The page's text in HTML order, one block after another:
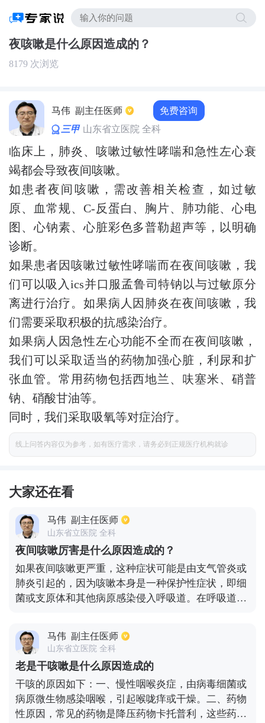
夜咳嗽是什么原因造成的？
8179 次浏览
马伟 副主任医师 免费咨询
三甲 山东省立医院 全科
临床上，肺炎、咳嗽过敏性哮喘和急性左心衰
竭都会导致夜间咳嗽。
如患者夜间咳嗽，需改善相关检查，如过敏
原、血常规、C-反蛋白、胸片、肺功能、心电
图、心钠素、心脏彩色多普勒超声等，以明确
诊断。
如果患者因咳嗽过敏性哮喘而在夜间咳嗽，我
们可以吸入ics并口服孟鲁司特钠以与过敏原分
离进行治疗。如果病人因肺炎在夜间咳嗽，我
们需要采取积极的抗感染治疗。
如果病人因急性左心功能不全而在夜间咳嗽，
我们可以采取适当的药物加强心脏，利尿和扩
张血管。常用药物包括西地兰、呋塞米、硝普
钠、硝酸甘油等。
同时，我们采取吸氧等对症治疗。
线上问答内容仅为参考，如有医疗需求，请务必到正规医疗机构就诊
大家还在看
马伟 副主任医师
山东省立医院 全科
夜间咳嗽厉害是什么原因造成的？
如果夜间咳嗽更严重，这种症状可能是由支气管炎或
肺炎引起的，因为咳嗽本身是一种保护性症状，即细
菌或支原体和其他病原感染侵入呼吸道。在呼吸道中
一些分泌物。然而，为了保护呼吸道，身体会故意通
过咳嗽反射并分泌这些细菌或分泌物，从而导致咳
嗽。建议可以拍一张胸片来检查咳嗽的原因。在医生
的指导下，应进行有针对性的抗感染治疗，以尽快恢
复病情，避免延误病情。平时，也要注意保持心情放
松，不要有太大的压力，多休息，不要过度劳累。白
天，可以呼吸更多的新鲜空气，保持室内空气流通不
马伟 副主任医师
山东省立医院 全科
老是干咳嗽是什么原因造成的
干咳的原因如下：一、慢性咽喉炎症，由病毒细菌或
病原微生物感染咽喉，引起喉咙痒或干燥。二、药物
性原因，常见的药物是降压药物卡托普利，这些药物